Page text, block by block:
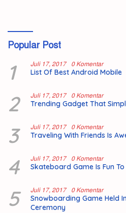
Popular Post
1 Juli 17, 2017 0 Komentar
List Of Best Android Mobile
2 Juli 17, 2017 0 Komentar
Trending Gadget That
3 Juli 17, 2017 0 Komentar
Traveling With Friends Is
4 Juli 17, 2017 0 Komentar
Skateboard Game Is Fun
5 Juli 17, 2017 0 Komentar
Snowboarding Game Held
Ceremony